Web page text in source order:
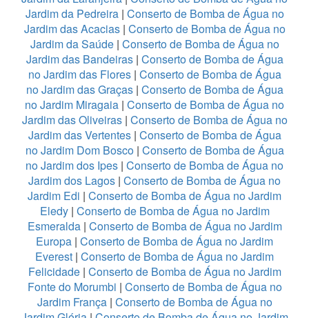
Jardim da Pedreira| Conserto de Bomba de Água no
Jardim das Acacias| Conserto de Bomba de Água no
Jardim da Saúde| Conserto de Bomba de Água no
Jardim das Bandeiras| Conserto de Bomba de Água
no Jardim das Flores| Conserto de Bomba de Água
no Jardim das Graças| Conserto de Bomba de Água
no Jardim Miragaia | Conserto de Bomba de Água no
Jardim das Oliveiras| Conserto de Bomba de Água no
Jardim das Vertentes| Conserto de Bomba de Água
no Jardim Dom Bosco| Conserto de Bomba de Água
no Jardim dos Ipes | Conserto de Bomba de Água no
Jardim dos Lagos | Conserto de Bomba de Água no
Jardim Edi | Conserto de Bomba de Água no Jardim
Eledy| Conserto de Bomba de Água no Jardim
Esmeralda| Conserto de Bomba de Água no Jardim
Europa | Conserto de Bomba de Água no Jardim
Everest | Conserto de Bomba de Água no Jardim
Felicidade| Conserto de Bomba de Água no Jardim
Fonte do Morumbi | Conserto de Bomba de Água no
Jardim França| Conserto de Bomba de Água no